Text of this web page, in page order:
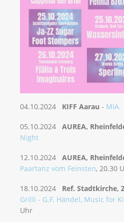
04.10.2024 KIFF Aarau - MIA.
05.10.2024 AUREA,
Night
12.10.2024 AUREA,
Paartanz vom Feinsten, 20.30
18.10.2024 Ref. Stadtkirche,
Grilli - G.F. Händel, Music for
Uhr